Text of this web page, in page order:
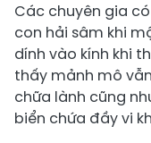
Các chuyên gia
con hải sâm khi
dính vào kính khi
thấy mảnh mô
chữa lành cũng
biển chứa đầy vi